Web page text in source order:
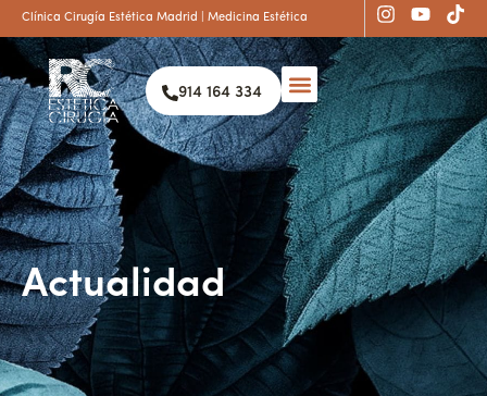
Clínica Cirugía Estética Madrid | Medicina Estética
914 164 334
Actualidad